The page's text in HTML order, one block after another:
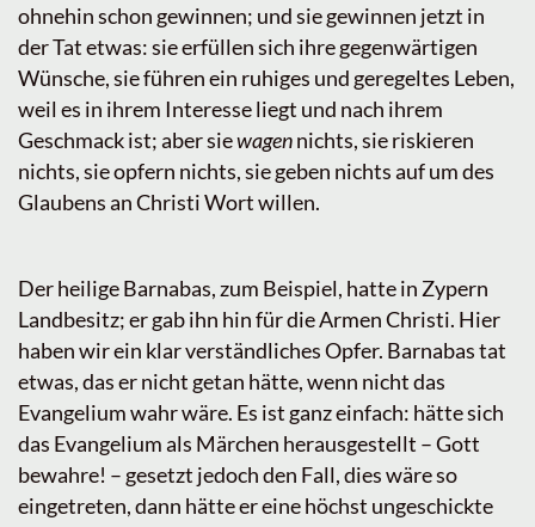
ohnehin schon gewinnen; und sie gewinnen jetzt in
der Tat etwas: sie erfüllen sich ihre gegenwärtigen
Wünsche, sie führen ein ruhiges und geregeltes Leben,
weil es in ihrem Interesse liegt und nach ihrem
Geschmack ist; aber siewagennichts, sie riskieren
nichts, sie opfern nichts, sie geben nichts auf um des
Glaubens an Christi Wort willen.
Der heilige Barnabas, zum Beispiel, hatte in Zypern
Landbesitz; er gab ihn hin für die Armen Christi. Hier
haben wir ein klar verständliches Opfer. Barnabas tat
etwas, das er nicht getan hätte, wenn nicht das
Evangelium wahr wäre. Es ist ganz einfach: hätte sich
das Evangelium als Märchen herausgestellt – Gott
bewahre! – gesetzt jedoch den Fall, dies wäre so
eingetreten, dann hätte er eine höchst ungeschickte